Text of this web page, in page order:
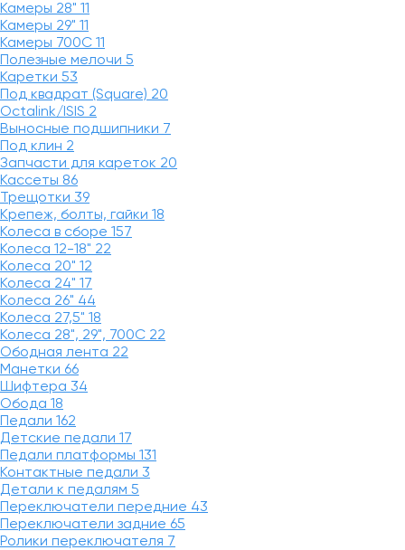
Камеры 28" 11
Камеры 29" 11
Камеры 700C 11
Полезные мелочи 5
Каретки 53
Под квадрат (Square) 20
Octalink/ISIS 2
Выносные подшипники 7
Под клин 2
Запчасти для кареток 20
Кассеты 86
Трещотки 39
Крепеж, болты, гайки 18
Колеса в сборе 157
Колеса 12-18" 22
Колеса 20" 12
Колеса 24" 17
Колеса 26" 44
Колеса 27,5" 18
Колеса 28", 29", 700С 22
Ободная лента 22
Манетки 66
Шифтера 34
Обода 18
Педали 162
Детские педали 17
Педали платформы 131
Контактные педали 3
Детали к педалям 5
Переключатели передние 43
Переключатели задние 65
Ролики переключателя 7